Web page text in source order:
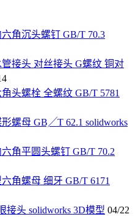
角沉头螺钉 GB/T 70.3
管接头 对丝接头 G螺纹 铜对
头螺栓 全螺纹 GB/T 5781
形螺母 GB╱T 62.1 solidworks
角平圆头螺钉 GB/T 70.2
角螺母 细牙 GB/T 6171
接头 solidworks 3D模型 04/22